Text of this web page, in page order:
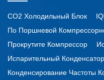
CO2 Холодильный Блок
По Поршневой
Прокрутите Компрессор
Испарительный Конденсатор
Конденсирование Частоты